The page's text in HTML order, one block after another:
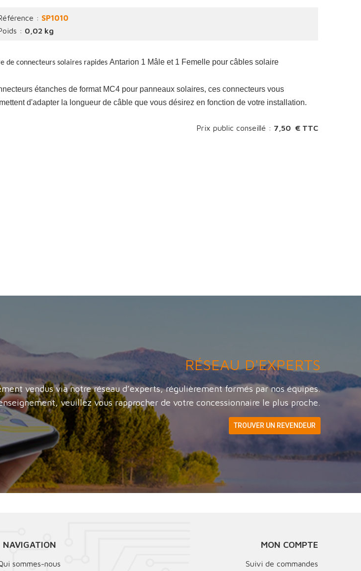
: SP1010
: 0,02 kg
de connecteurs solaires rapides Antarion 1 Mâle et 1 Femelle pour câbles solaire
étanches de format MC4 pour panneaux solaires, ces connecteurs vous
d'adapter la longueur de câble que vous désirez en fonction de votre installation.
Prix public conseillé : 7,50 € TTC
RÉSEAU D'EXPERTS
vendus via notre réseau d’experts, régulièrement formés par nos équipes.
veuillez vous rapprocher de votre concessionnaire le plus proche.
TROUVER UN REVENDEUR
NAVIGATION
sommes-nous
MON COMPTE
Suivi de commandes